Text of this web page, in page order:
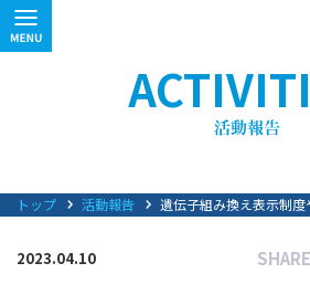
トップ 活動報告 遺伝子組み換え表示制度や
2023.04.10 SHARE